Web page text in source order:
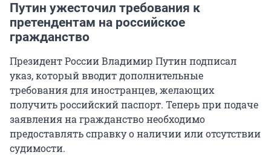
Путин ужесточил требования к
претендентам на российское
гражданство
Президент России Владимир Путин подписал
указ, который вводит дополнительные
требования для иностранцев, желающих
получить российский паспорт. Теперь при подаче
заявления на гражданство необходимо
предоставлять справку о наличии или отсутствии
судимости.